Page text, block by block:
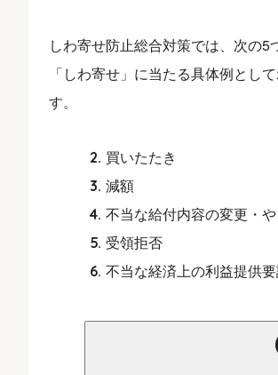
しわ寄せ防止総合対策では、次の5
「しわ寄せ」に当たる具体例とし
す。
買いたたき
減額
不当な給付内容の変更・
受領拒否
不当な経済上の利益提供